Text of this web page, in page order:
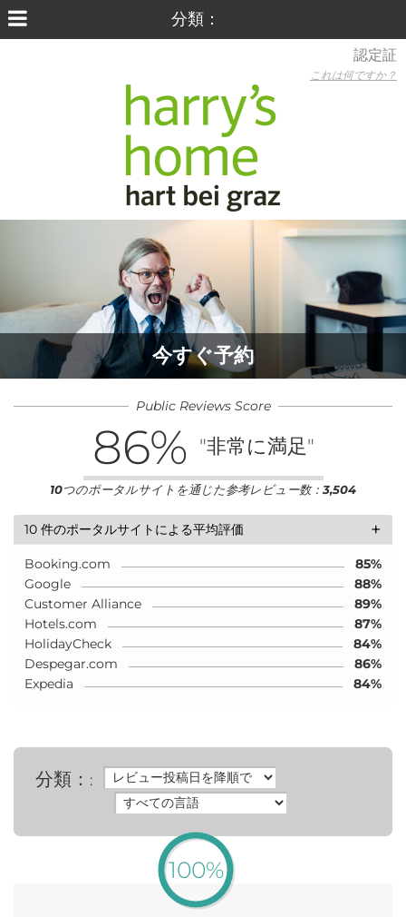
今すぐ予約
Public Reviews Score
86% "非常に満足"
10つのポータルサイトを通じた参考レビュー数： 3,504
+
10 件のポータルサイトによる平均評価
Booking.com
85%
Google
88%
Customer Alliance
89%
Hotels.com
87%
HolidayCheck
84%
Despegar.com
86%
Expedia
84%
分類： :
100%
認定証
これは何ですか？